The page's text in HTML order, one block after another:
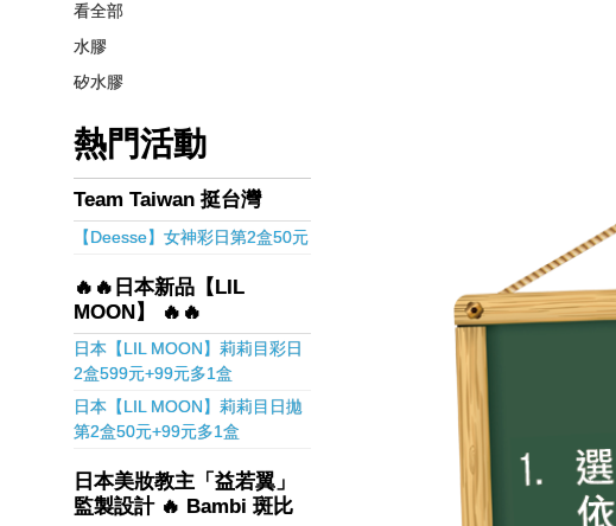
看全部
水膠
矽水膠
熱門活動
Team Taiwan 挺台灣
【Deesse】女神彩日第2盒50元
🔥🔥日本新品【LIL
MOON】 🔥🔥
日本【LIL MOON】莉莉目彩日
2盒599元+99元多1盒
日本【LIL MOON】莉莉目日拋
第2盒50元+99元多1盒
日本美妝教主「益若翼」
監製設計 🔥 Bambi 斑比